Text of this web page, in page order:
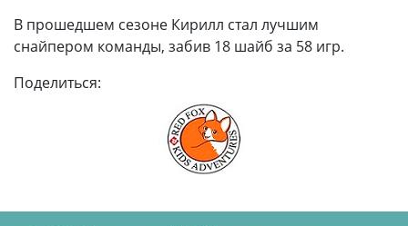
В прошедшем сезоне Кирилл стал лучшим
снайпером команды, забив 18 шайб за 58 игр.
Поделиться: